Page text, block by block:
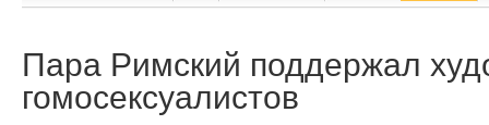
Пара Римский поддержал
гомосексуалистов